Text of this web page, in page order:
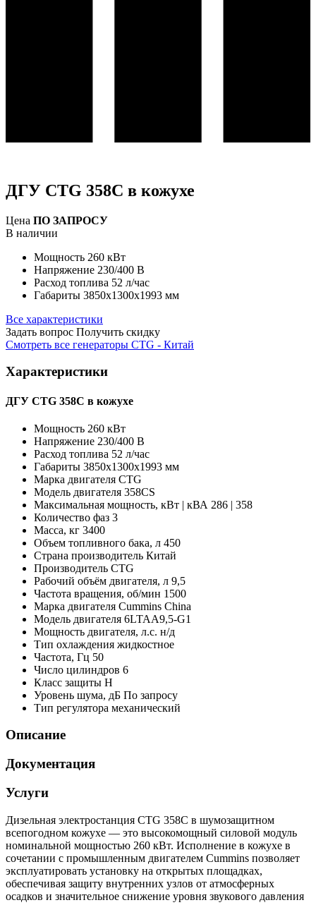
ДГУ CTG 358C в кожухе
Цена ПО ЗАПРОСУ
В наличии
Мощность 260 кВт
Напряжение 230/400 В
Расход топлива 52 л/час
Габариты 3850х1300х1993 мм
Все характеристики
Задать вопрос Получить скидку
Смотреть все генераторы CTG - Китай
Характеристики
ДГУ CTG 358C в кожухе
Мощность 260 кВт
Напряжение 230/400 В
Расход топлива 52 л/час
Габариты 3850х1300х1993 мм
Марка двигателя CTG
Модель двигателя 358CS
Максимальная мощность, кВт | кВА 286 | 358
Количество фаз 3
Масса, кг 3400
Объем топливного бака, л 450
Страна производитель Китай
Производитель CTG
Рабочий объём двигателя, л 9,5
Частота вращения, об/мин 1500
Марка двигателя Cummins China
Модель двигателя 6LTAA9,5-G1
Мощность двигателя, л.с. н/д
Тип охлаждения жидкостное
Частота, Гц 50
Число цилиндров 6
Класс защиты H
Уровень шума, дБ По запросу
Тип регулятора механический
Описание
Документация
Услуги
Дизельная электростанция CTG 358C в шумозащитном
всепогодном кожухе — это высокомощный силовой модуль
номинальной мощностью 260 кВт. Исполнение в кожухе в
сочетании с промышленным двигателем Cummins позволяет
эксплуатировать установку на открытых площадках,
обеспечивая защиту внутренних узлов от атмосферных
осадков и значительное снижение уровня звукового давления